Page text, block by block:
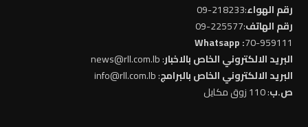
رقم الهواء:218233-09
رقم الهاتف:225577-09
70-959111
: Whatsapp
البريد الالكتروني الخاص بالاخبار: news@rll.com.lb
البريد الالكتروني الخاص بالبرامج: info@rll.com.lb
ص.ب: 110 زوق مكايل